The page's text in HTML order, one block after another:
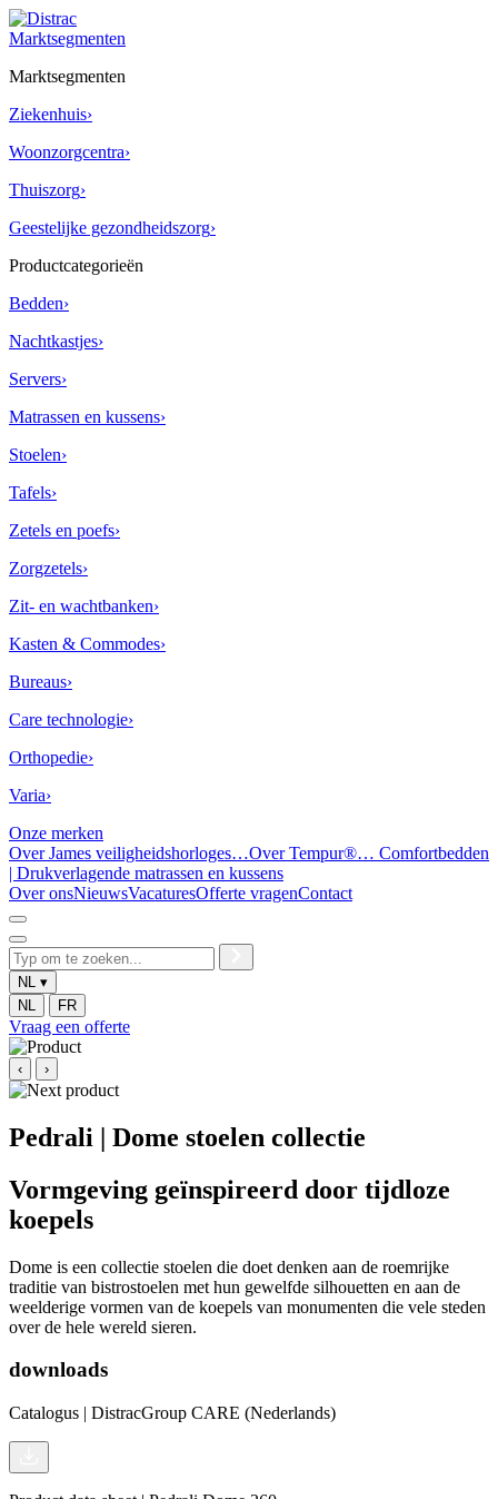
Skip
to
Marktsegmenten
Marktsegmenten
Ziekenhuis›
Woonzorgcentra›
Thuiszorg›
Geestelijke gezondheidszorg›
Productcategorieën
Bedden›
Nachtkastjes›
Servers›
Matrassen en kussens›
Stoelen›
Tafels›
Zetels en poefs›
Zorgzetels›
Zit- en wachtbanken›
Kasten & Commodes›
Bureaus›
Care technologie›
Orthopedie›
Varia›
Onze merken
Over James veiligheidshorloges…Over Tempur®… Comfortbedden
| Drukverlagende matrassen en kussens
Over onsNieuwsVacaturesOfferte vragenContact
NL ▾
NL
FR
Vraag een offerte
‹ ›
Pedrali | Dome stoelen collectie
Vormgeving geïnspireerd door tijdloze
koepels
Dome is een collectie stoelen die doet denken aan de roemrijke
traditie van bistrostoelen met hun gewelfde silhouetten en aan de
weelderige vormen van de koepels van monumenten die vele steden
over de hele wereld sieren.
downloads
Catalogus | DistracGroup CARE (Nederlands)